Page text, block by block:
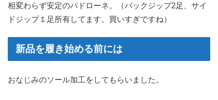
相変わらず安定のパドローネ。（バックジップ2足、サイ
ドジップ１足所有してます。買いすぎですね）
新品を履き始める前には
おなじみのソール加工をしてもらいました。